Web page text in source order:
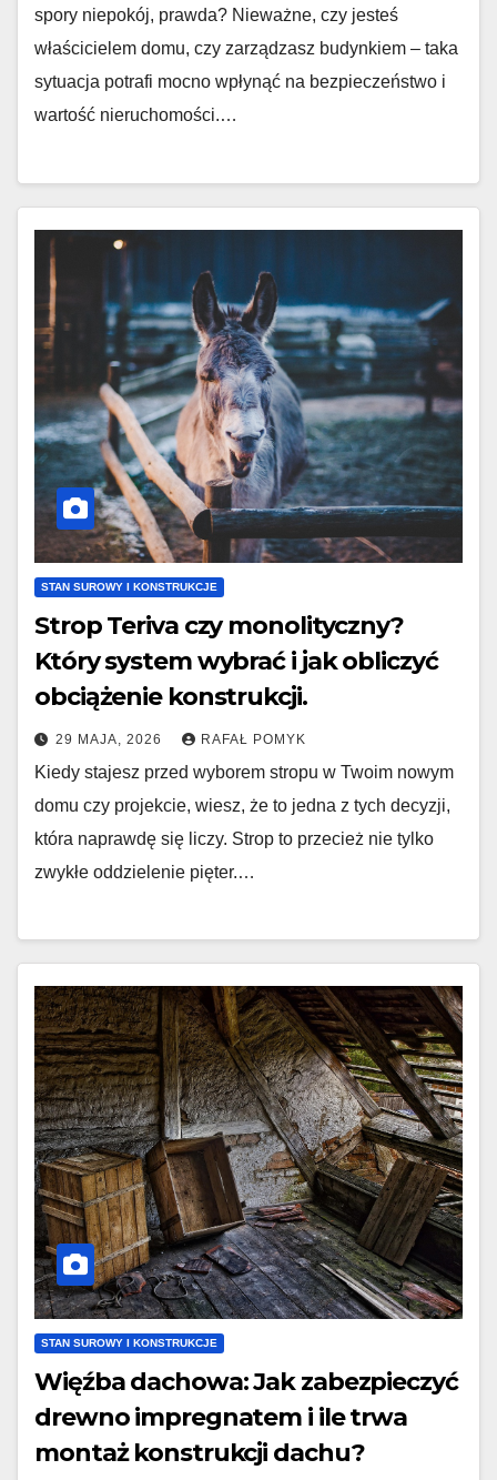
spory niepokój, prawda? Nieważne, czy jesteś
właścicielem domu, czy zarządzasz budynkiem – taka
sytuacja potrafi mocno wpłynąć na bezpieczeństwo i
wartość nieruchomości.…
STAN SUROWY I KONSTRUKCJE
Strop Teriva czy monolityczny?
Który system wybrać i jak obliczyć
obciążenie konstrukcji.
29 MAJA, 2026 RAFAŁ POMYK
Kiedy stajesz przed wyborem stropu w Twoim nowym
domu czy projekcie, wiesz, że to jedna z tych decyzji,
która naprawdę się liczy. Strop to przecież nie tylko
zwykłe oddzielenie pięter.…
STAN SUROWY I KONSTRUKCJE
Więźba dachowa: Jak zabezpieczyć
drewno impregnatem i ile trwa
montaż konstrukcji dachu?